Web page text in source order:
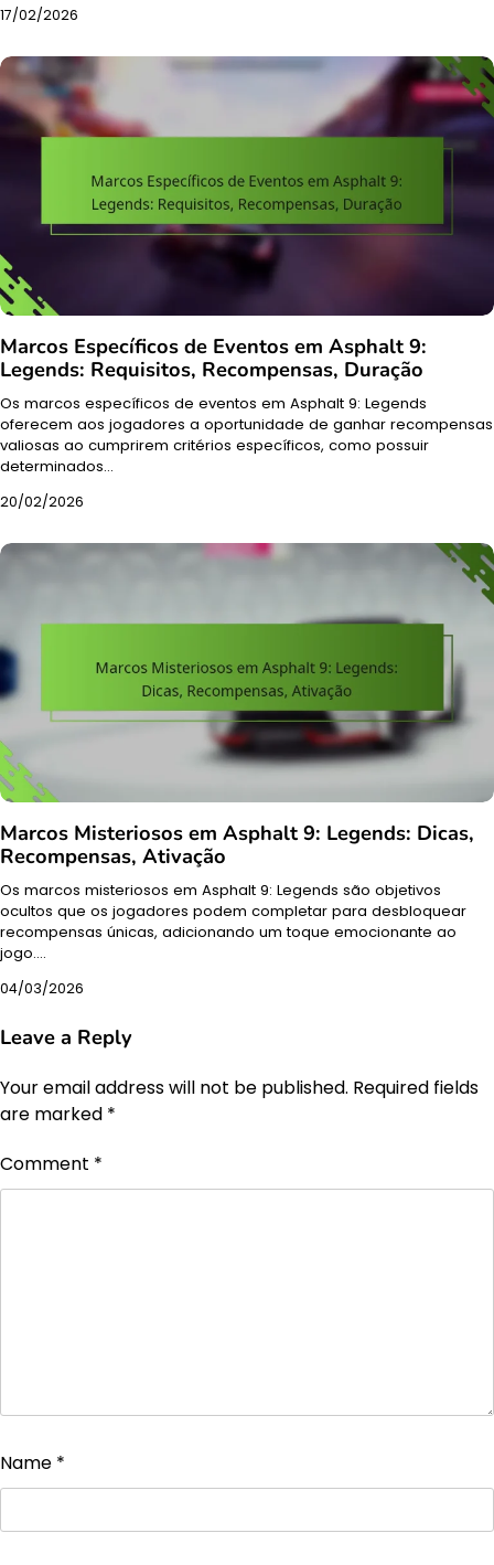
17/02/2026
Marcos Específicos de Eventos em Asphalt 9:
Legends: Requisitos, Recompensas, Duração
Os marcos específicos de eventos em Asphalt 9: Legends
oferecem aos jogadores a oportunidade de ganhar recompensas
valiosas ao cumprirem critérios específicos, como possuir
determinados…
20/02/2026
Marcos Misteriosos em Asphalt 9: Legends: Dicas,
Recompensas, Ativação
Os marcos misteriosos em Asphalt 9: Legends são objetivos
ocultos que os jogadores podem completar para desbloquear
recompensas únicas, adicionando um toque emocionante ao
jogo.…
04/03/2026
Leave a Reply
Your email address will not be published. Required fields
are marked *
Comment *
Name *